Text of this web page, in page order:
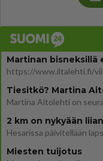
Martinan bisneksillä
2 km on nykyään
Miesten tuijotus